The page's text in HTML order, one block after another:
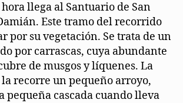
llega al Santuario de San
Este tramo del recorrido
por su vegetación. Se trata de un
por carrascas, cuya abundante
de musgos y líquenes. La
recorre un pequeño arroyo,
pequeña cascada cuando lleva